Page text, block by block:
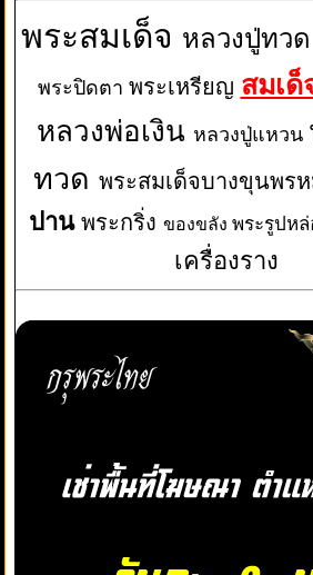
พระสมเด็จ หลวงปู่ทวด
พระปิดตา พระเหรียญ สมเด็
หลวงพ่อเงิน หลวงปู่แหวน
ทวด พระสมเด็จบางขุนพร
ปาน พระกริ่ง ของขลัง พระรูปหล่
เครื่องราง